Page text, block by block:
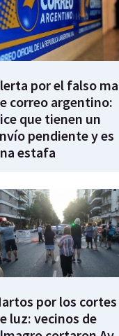
por el falso
correo argentino:
que tienen un
pendiente y es
estafa
por los cortes
luz: vecinos de